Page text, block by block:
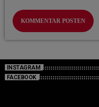
INSTAGRAM
FACEBOOK